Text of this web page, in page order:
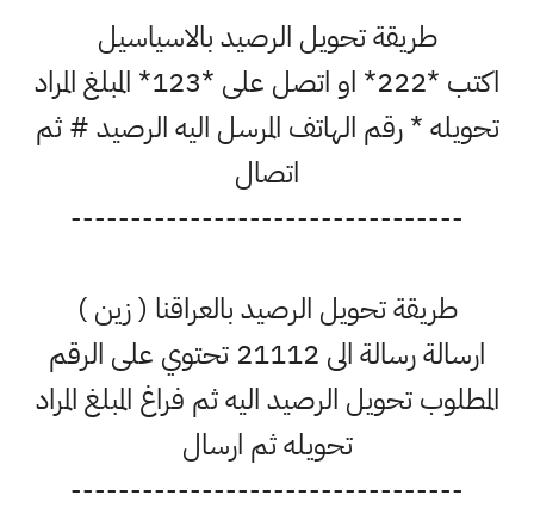
طريقة تحويل الرصيد بالاسياسيل
اكتب *222* او اتصل على *123* المبلغ المراد
تحويله * رقم الهاتف المرسل اليه الرصيد # ثم
اتصال
---------------------------------
طريقة تحويل الرصيد بالعراقنا ( زين )
ارسالة رسالة الى 21112 تحتوي على الرقم
المطلوب تحويل الرصيد اليه ثم فراغ المبلغ المراد
تحويله ثم ارسال
---------------------------------